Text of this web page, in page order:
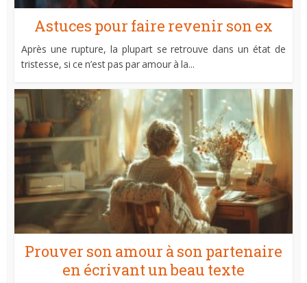
Astuces pour faire revenir son ex
Après une rupture, la plupart se retrouve dans un état de
tristesse, si ce n’est pas par amour à la...
Prouver son amour à son partenaire
en écrivant un beau texte